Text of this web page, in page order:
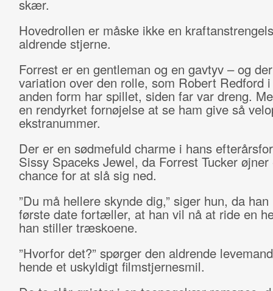
skær.
Hovedrollen er måske ikke en
aldrende stjerne.
Forrest er en gentleman og en gavtyv – og
variation over den rolle, som Robert Redford
anden form har spillet, siden far var dreng.
en rendyrket fornøjelse at se ham give så
ekstranummer.
Der er en sødmefuld charme i hans
Sissy Spaceks Jewel, da Forrest Tucker
chance for at slå sig ned.
”Du må hellere skynde dig,” siger hun, da
første date fortæller, at han vil nå at ride en
han stiller træskoene.
”Hvorfor det?” spørger den aldrende
hende et uskyldigt filmstjernesmil.